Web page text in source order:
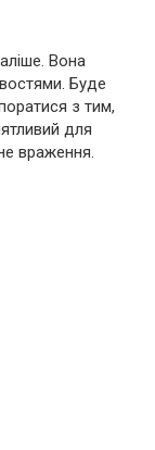
Вона
Буде
з тим,
для
враження.